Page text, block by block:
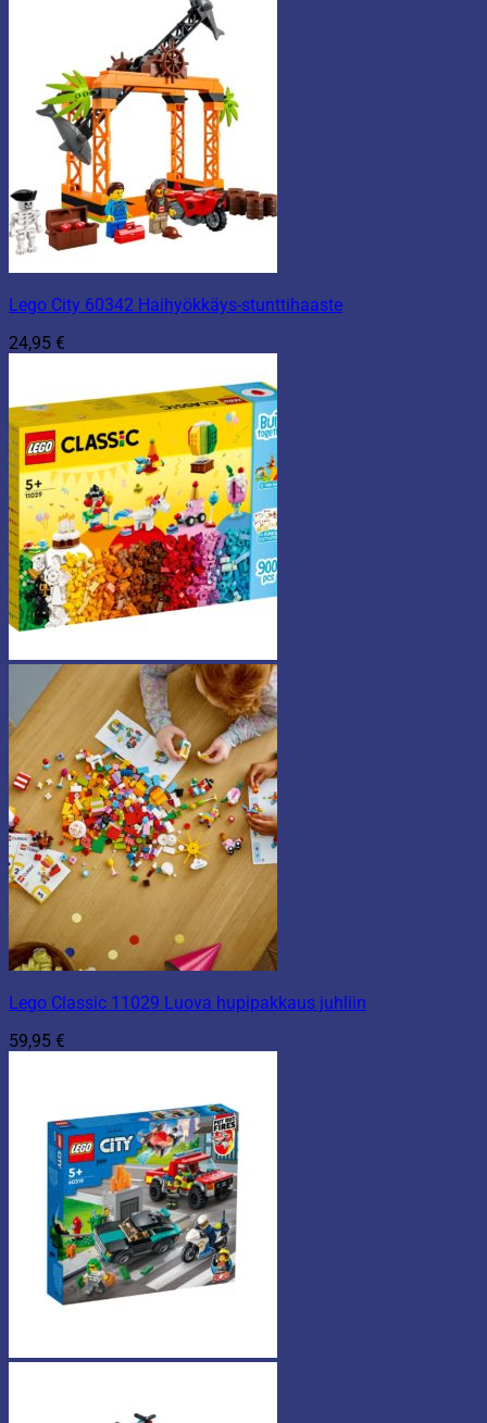
Lego City 60342 Haihyökkäys-stunttihaaste
24,95 €
Lego Classic 11029 Luova hupipakkaus juhliin
59,95 €